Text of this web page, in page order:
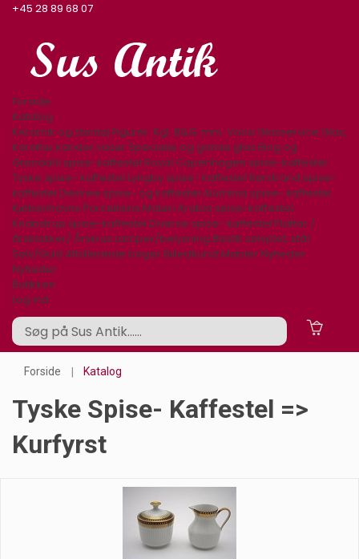
+45 28 89 68 07
Forside
Katalog
Keramik og stentøj Figurer. Kgl. B&G, mm. Varia Glasservice Glas,
Karafler,kander,vaser Specielle og gamle glas Bing og
Grøndahl spise-kaffestel Royal Copenhagen spise-kaffestel
Tyske spise- kaffestel Lyngby spise- kaffestel Rørstrand spise-
kaffestel Desiree spise- og kaffestel Aluminia spise- kaffestel
Kjøbenhavns Porcellains Maleri Arabia spise-kaffestel
Knabstrup spise-kaffestel Diverse spise- kaffestel Platter /
årsklokker/ Årskrus Lamper/belysning Bestik sølvplet, stål
Sølv/Guld Afbilledede bøger Billedkunst Møbler Nyheder
Nyheder
Butikken
Log ind
Forside Katalog
Tyske Spise- Kaffestel =>
Kurfyrst